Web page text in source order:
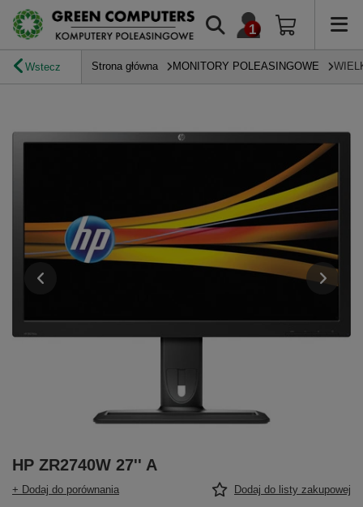
Wstecz Strona główna MONITORY POLEASINGOWE
HP ZR2740W 27'' A
+ Dodaj do porównania Dodaj do listy zakupowej